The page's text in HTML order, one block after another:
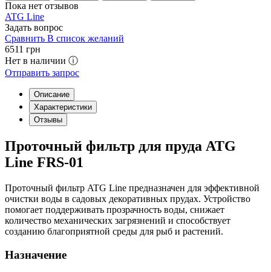
Пока нет отзывов
ATG Line
Задать вопрос
Сравнить В список желаний
6511 грн
Нет в наличии ⓘ
Отправить запрос
Описание
Характеристики
Отзывы
Проточный фильтр для пруда ATG
Line FRS-01
Проточный фильтр ATG Line предназначен для эффективной
очистки воды в садовых декоративных прудах. Устройство
помогает поддерживать прозрачность воды, снижает
количество механических загрязнений и способствует
созданию благоприятной среды для рыб и растений.
Назначение